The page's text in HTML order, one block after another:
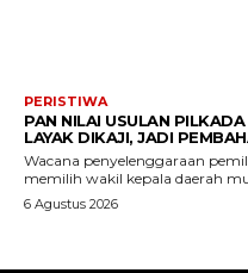
PERISTIWA
PAN NILAI USULAN
LAYAK DIKAJI, JADI
Wacana penyelenggaraan
memilih wakil kepala daerah
6 Agustus 2026